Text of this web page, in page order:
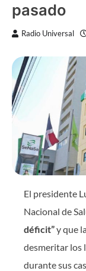
pasado
Radio Universal
El presidente
Nacional de
déficit”y que
desmeritar los
durante sus